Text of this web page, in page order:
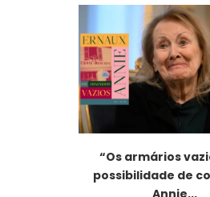
“Os armários
possibilidade de
Annie...